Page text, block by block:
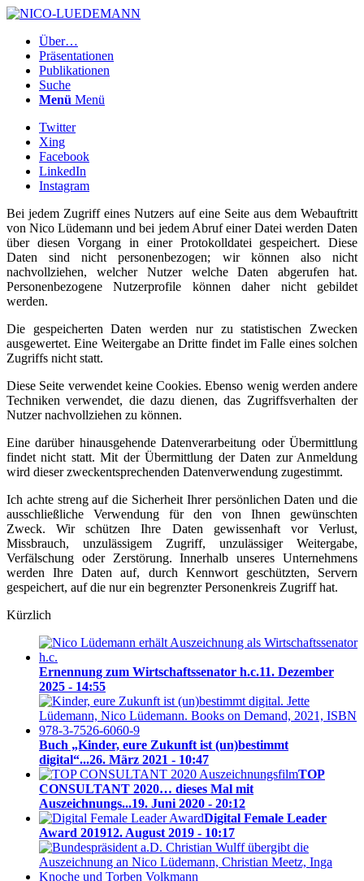
Über…
Präsentationen
Publikationen
Suche
Menü Menü
Twitter
Xing
Facebook
LinkedIn
Instagram
Bei jedem Zugriff eines Nutzers auf eine Seite aus dem Webauftritt
von Nico Lüdemann und bei jedem Abruf einer Datei werden Daten
über diesen Vorgang in einer Protokolldatei gespeichert. Diese
Daten sind nicht personenbezogen; wir können also nicht
nachvollziehen, welcher Nutzer welche Daten abgerufen hat.
Personenbezogene Nutzerprofile können daher nicht gebildet
werden.
Die gespeicherten Daten werden nur zu statistischen Zwecken
ausgewertet. Eine Weitergabe an Dritte findet im Falle eines solchen
Zugriffs nicht statt.
Diese Seite verwendet keine Cookies. Ebenso wenig werden andere
Techniken verwendet, die dazu dienen, das Zugriffsverhalten der
Nutzer nachvollziehen zu können.
Eine darüber hinausgehende Datenverarbeitung oder Übermittlung
findet nicht statt. Mit der Übermittlung der Daten zur Anmeldung
wird dieser zweckentsprechenden Datenverwendung zugestimmt.
Ich achte streng auf die Sicherheit Ihrer persönlichen Daten und die
ausschließliche Verwendung für den von Ihnen gewünschten
Zweck. Wir schützen Ihre Daten gewissenhaft vor Verlust,
Missbrauch, unzulässigem Zugriff, unzulässiger Weitergabe,
Verfälschung oder Zerstörung. Innerhalb unseres Unternehmens
werden Ihre Daten auf, durch Kennwort geschützten, Servern
gespeichert, auf die nur ein begrenzter Personenkreis Zugriff hat.
Kürzlich
Ernennung zum Wirtschaftssenator h.c.11. Dezember
2025 - 14:55
Buch „Kinder, eure Zukunft ist (un)bestimmt
digital“...26. März 2021 - 10:47
TOP
CONSULTANT 2020… dieses Mal mit
Auszeichnungs...19. Juni 2020 - 20:12
Digital Female Leader
Award 201912. August 2019 - 10:17